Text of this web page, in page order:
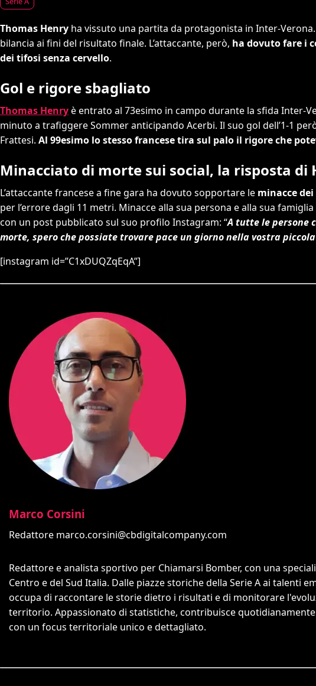
Thomas Henry ha vissuto una partita da protagonista in Inter-Verona.
bilancia ai fini del risultato finale. L’attaccante, però, ha dovuto fare i
dei tifosi senza cervello.
Gol e rigore sbagliato
Thomas Henryè entrato al 73esimo in campo durante la sfida Inter-
minuto a trafiggere Sommer anticipando Acerbi. Il suo gol dell’1-1
Frattesi. Al 99esimo lo stesso francese tira sul palo il rigore che
Minacciato di morte sui social, la risposta di
L’attaccante francese a fine gara ha dovuto sopportare le minacce
per l’errore dagli 11 metri. Minacce alla sua persona e alla sua
con un post pubblicato sul suo profilo Instagram: “A tutte le persone
morte, spero che possiate trovare pace un giorno nella vostra
[instagram id=”C1xDUQZqEqA”]
Marco Corsini
Redattore marco.corsini@cbdigitalcompany.com
Redattore e analista sportivo per Chiamarsi Bomber, con una
Centro e del Sud Italia. Dalle piazze storiche della Serie A ai talenti
occupa di raccontare le storie dietro i risultati e di monitorare
territorio. Appassionato di statistiche, contribuisce
con un focus territoriale unico e dettagliato.